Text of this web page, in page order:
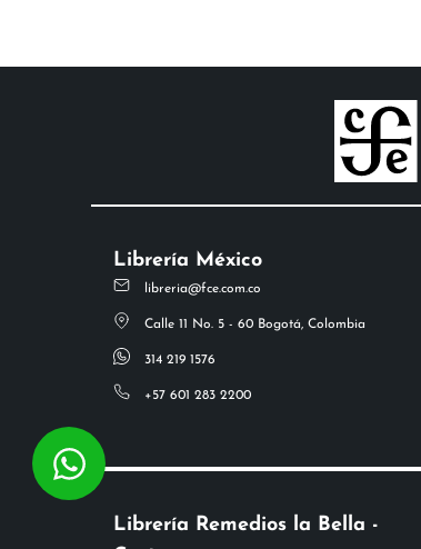
Librería México
libreria@fce.com.co
Calle 11 No. 5 - 60 Bogotá, Colombia
314 219 1576
+57 601 283 2200
Librería Remedios la Bella -